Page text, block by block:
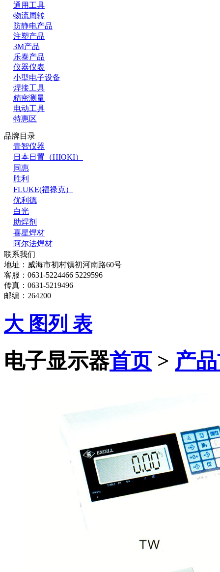
通用工具
物流周转
防静电产品
注塑产品
3M产品
乐泰产品
仪器仪表
小型电子设备
焊接工具
精密测量
电动工具
特惠区
品牌目录
青智仪器
日本日置（HIOKI）
同惠
胜利
FLUKE(福禄克）
优利德
白光
助焊剂
喜星焊材
阿尔法焊材
联系我们
地址：威海市初村镇初河南路60号
客服：0631-5224466 5229596
传真：0631-5219496
邮编：264200
大 图列 表
电子显示器首页> 产